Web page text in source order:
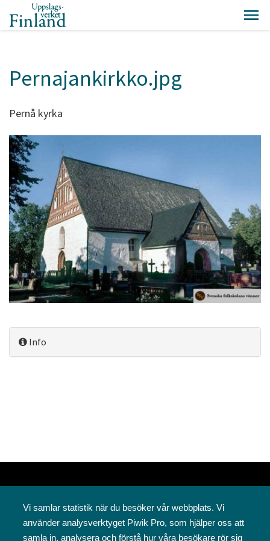
Pernajankirkko.jpg
Pernå kyrka
Info
Vi samlar statistik när du besöker vår webbplats. Vi
använder analysverktyget Piwik Pro, som hjälper oss att
samla in, analysera och förstå hur våra besökare rör sig